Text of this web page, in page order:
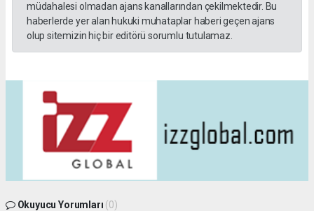
müdahalesi olmadan ajans kanallarından çekilmektedir. Bu
haberlerde yer alan hukuki muhataplar haberi geçen ajans
olup sitemizin hiç bir editörü sorumlu tutulamaz.
Okuyucu Yorumları (0)